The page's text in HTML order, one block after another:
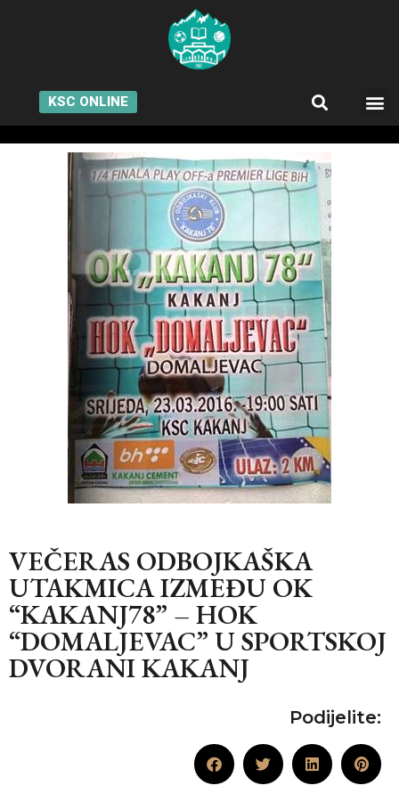
KSC ONLINE
VEČERAS ODBOJKAŠKA
UTAKMICA IZMEĐU OK
“KAKANJ78” – HOK
“DOMALJEVAC” U SPORTSKOJ
DVORANI KAKANJ
Podijelite: